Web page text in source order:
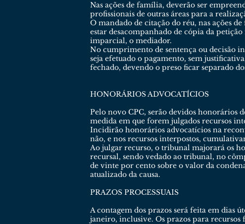
Nas ações de família, deverão ser
profissionais de outras áreas para a
O mandado de citação do réu, nas ações
estar desacompanhado de cópia da
imparcial, o mediador.
No cumprimento de sentença ou decisão
seja efetuado o pagamento, sem
fechado, devendo o preso ficar separado
HONORÁRIOS ADVOCATÍCIOS
Pelo novo CPC, serão devidos honorários
medida em que forem julgados recursos
Incidirão honorários advocatícios na
não, e nos recursos interpostos,
Ao julgar recurso, o tribunal majorará os
recursal, sendo vedado ao tribunal, no
de vinte por cento sobre o valor da
atualizado da causa.
PRAZOS PROCESSUAIS
A contagem dos prazos será feita em dias
janeiro, inclusive. Os prazos para recursos